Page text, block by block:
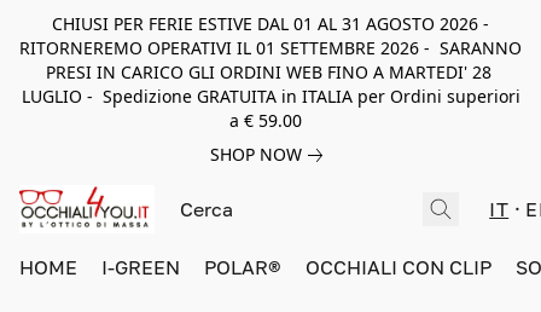
CHIUSI PER FERIE ESTIVE DAL 01 AL 31 AGOSTO 2026 -
RITORNEREMO OPERATIVI IL 01 SETTEMBRE 2026 - SARANNO
PRESI IN CARICO GLI ORDINI WEB FINO A MARTEDI' 28
LUGLIO - Spedizione GRATUITA in ITALIA per Ordini superiori
a € 59.00
SHOP NOW
IT
HOME I-GREEN POLAR® OCCHIALI CON CLIP